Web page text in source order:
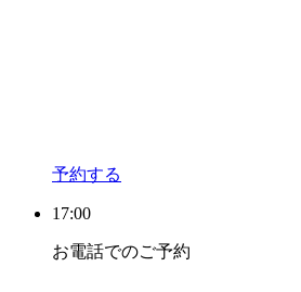
予約する
17:00
お電話でのご予約